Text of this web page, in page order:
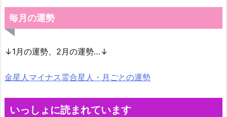
毎月の運勢
↓1月の運勢、2月の運勢…↓
金星人マイナス霊合星人・月ごとの運勢
いっしょに読まれています